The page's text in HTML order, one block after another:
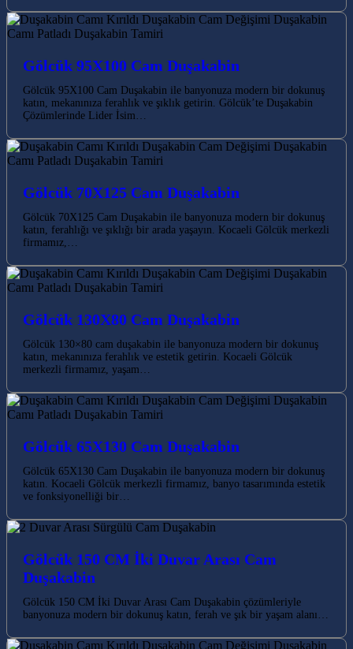
Gölcük 95X100 Cam Duşakabin
Gölcük 95X100 Cam Duşakabin ile banyonuza modern bir dokunuş
katın, mekanınıza ferahlık ve şıklık getirin. Gölcük’te Duşakabin
Çözümlerinde Lider İsim…
Gölcük 70X125 Cam Duşakabin
Gölcük 70X125 Cam Duşakabin ile banyonuza modern bir dokunuş
katın, ferahlığı ve şıklığı bir arada yaşayın. Kocaeli Gölcük merkezli
firmamız,…
Gölcük 130X80 Cam Duşakabin
Gölcük 130×80 cam duşakabin ile banyonuza modern bir dokunuş
katın, mekanınıza ferahlık ve estetik getirin. Kocaeli Gölcük
merkezli firmamız, yaşam…
Gölcük 65X130 Cam Duşakabin
Gölcük 65X130 Cam Duşakabin ile banyonuza modern bir dokunuş
katın. Kocaeli Gölcük merkezli firmamız, banyo tasarımında estetik
ve fonksiyonelliği bir…
Gölcük 150 CM İki Duvar Arası Cam
Duşakabin
Gölcük 150 CM İki Duvar Arası Cam Duşakabin çözümleriyle
banyonuza modern bir dokunuş katın, ferah ve şık bir yaşam alanı…